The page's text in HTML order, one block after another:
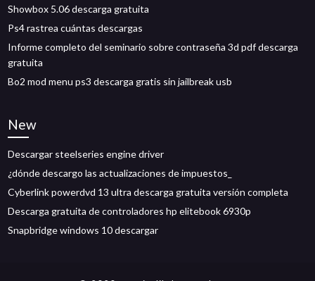
Showbox 5.06 descarga gratuita
Ps4 rastrea cuántas descargas
Informe completo del seminario sobre contraseña 3d pdf descarga
gratuita
Bo2 mod menu ps3 descarga gratis sin jailbreak usb
New
Descargar steelseries engine driver
¿dónde descargo las actualizaciones de impuestos_
Cyberlink powerdvd 13 ultra descarga gratuita versión completa
Descarga gratuita de controladores hp elitebook 6930p
Snapbridge windows 10 descargar